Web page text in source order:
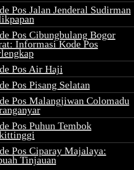
Pos Jalan Jenderal Sudirman
Pos Cibungbulang Bogor
Informasi Kode Pos
Pos Air Haji
Pos Pisang Selatan
Pos Malangjiwan Colomadu
Pos Puhun Tembok
Pos Ciparay Majalaya:
Tinjauan